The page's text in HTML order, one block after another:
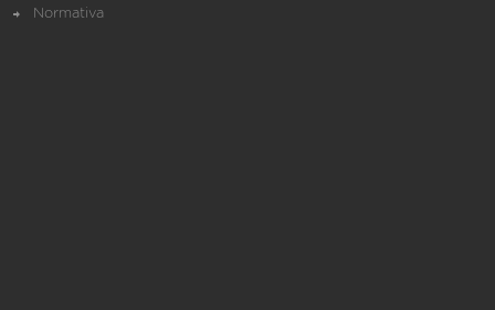
Normativa